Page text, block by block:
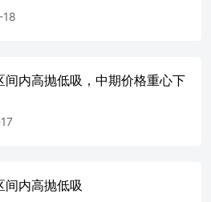
性产生任何依赖，且信达期货不对因使
而造成的损失承担任何责任。本报告不
同时期，本公司可发出与本报告所载资
人收到此报告而视其为客户。 如果在
者信达期货未被授权在当地提供这种信
告的内容并不意图提供给这些地区的个
间内高抛低吸，中期价格重心下
间内高抛低吸